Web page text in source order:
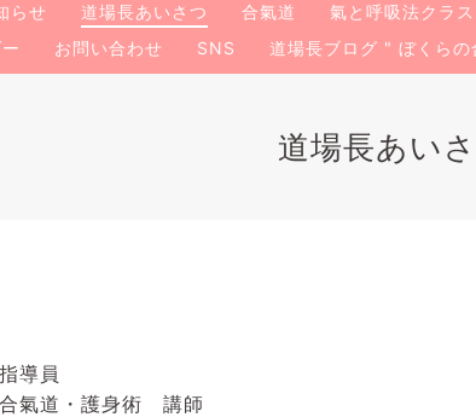
らせ 道場長あいさつ 合氣道 氣と呼吸法クラス
お問い合わせ SNS 道場長ブログ " ぼくらの
道場長あい
導員
氣道・護身術 講師